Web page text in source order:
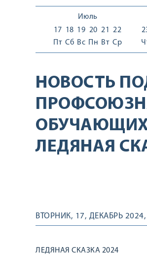
Июль
17
Пт
18
Сб
19
Вс
20
Пн
21
Вт
22
Ср
НОВОСТЬ
ЛЕДЯНАЯ
ВТОРНИК, 17, ДЕКАБРЬ 2024,
ЛЕДЯНАЯ СКАЗКА 2024